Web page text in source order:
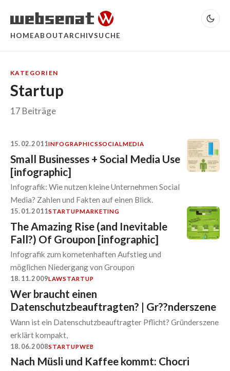
HOMEABOUTARCHIVSUCHE
KATEGORIEN
Startup
17 Beiträge
15.02.2011INFOGRAPHICSSOCIALMEDIA
Small Businesses + Social Media Use
[infographic]
Infografik: Wie nutzen kleine Unternehmen Social
Media? Zahlen und Fakten auf einen Blick.
15.01.2011STARTUPMARKETING
The Amazing Rise (and Inevitable
Fall?) Of Groupon [infographic]
Infografik zum kometenhaften Aufstieg und
möglichen Niedergang von Groupon
18.11.2009LAWSTARTUP
Wer braucht einen
Datenschutzbeauftragten? | Gr??nderszene
Wann ist ein Datenschutzbeauftragter Pflicht? Gründerszene
erklärt kompakt,
18.06.2008STARTUPWEB
Nach Müsli und Kaffee kommt: Chocri